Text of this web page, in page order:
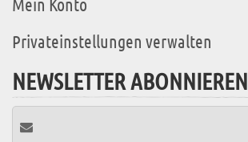
Privateinstellungen verwalten
NEWSLETTER ABONNIEREN